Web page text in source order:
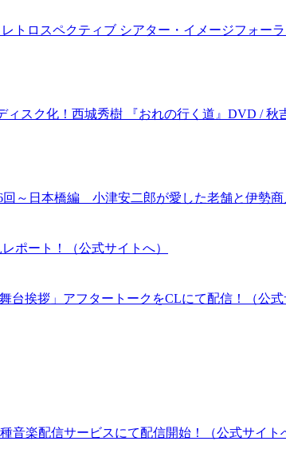
トロスペクティブ シアター・イメージフォー
ィスク化！西城秀樹 『おれの行く道』DVD /
～日本橋編 小津安二郎が愛した老舗と伊勢商
ポート！（公式サイトへ）
台挨拶」アフタートークをCLにて配信！（公式
音楽配信サービスにて配信開始！（公式サイト